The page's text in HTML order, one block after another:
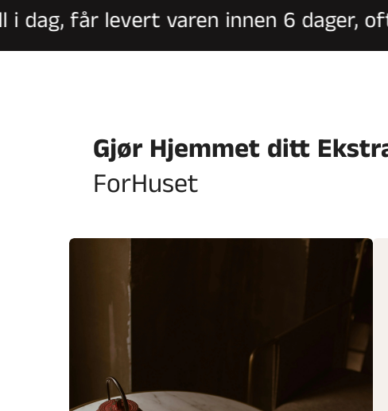
får levert varen innen 6 dager,
Gjør Hjemmet ditt
ForHuset